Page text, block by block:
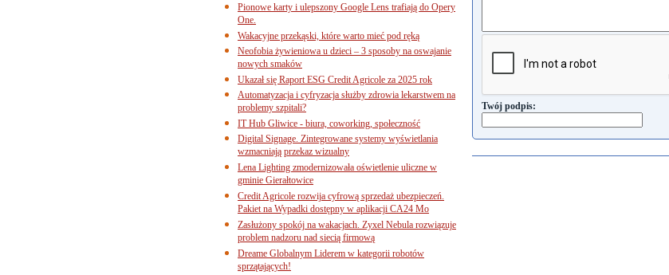
Twój podpis:
Pionowe karty i ulepszony Google Lens trafiają do Opery
One.
Wakacyjne przekąski, które warto mieć pod ręką
Neofobia żywieniowa u dzieci – 3 sposoby na oswajanie
nowych smaków
Ukazał się Raport ESG Credit Agricole za 2025 rok
Automatyzacja i cyfryzacja służby zdrowia lekarstwem na
problemy szpitali?
IT Hub Gliwice - biura, coworking, społeczność
Digital Signage. Zintegrowane systemy wyświetlania
wzmacniają przekaz wizualny
Lena Lighting zmodernizowała oświetlenie uliczne w
gminie Gierałtowice
Credit Agricole rozwija cyfrową sprzedaż ubezpieczeń.
Pakiet na Wypadki dostępny w aplikacji CA24 Mo
Zasłużony spokój na wakacjach. Zyxel Nebula rozwiązuje
problem nadzoru nad siecią firmową
Dreame Globalnym Liderem w kategorii robotów
sprzątających!